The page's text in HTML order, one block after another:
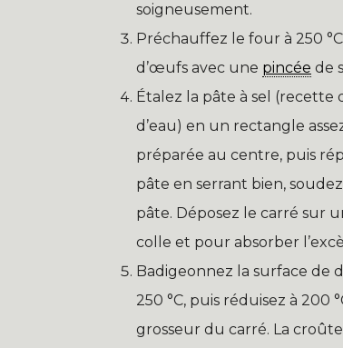
soigneusement.
Préchauffez le four à 250
d’œufs avec une pincée de
Étalez la pâte à sel (recette
d’eau) en un rectangle
préparée au centre, puis
pâte en serrant bien,
pâte. Déposez le carré sur
colle et pour absorber
Badigeonnez la surface de
250 °C, puis réduisez à 200
grosseur du carré. La